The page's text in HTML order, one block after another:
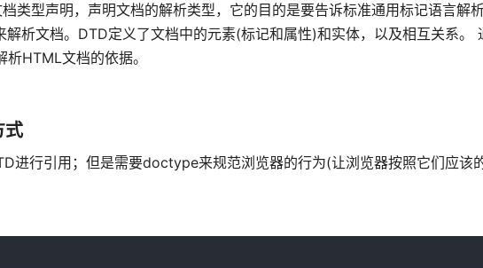
类型声明，声明文档的解析类型，它的目的是要告诉标准通用标记语言解
析文档。DTD定义了文档中的元素(标记和属性)和实体，以及相互关系。
HTML文档的依据。
式
进行引用；但是需要doctype来规范浏览器的行为(让浏览器按照它们应该